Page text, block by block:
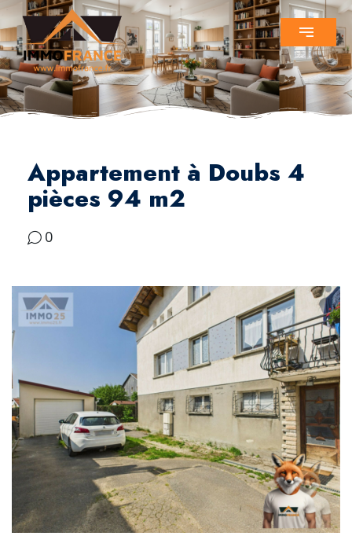
Appartement à Doubs 4
pièces 94 m2
0